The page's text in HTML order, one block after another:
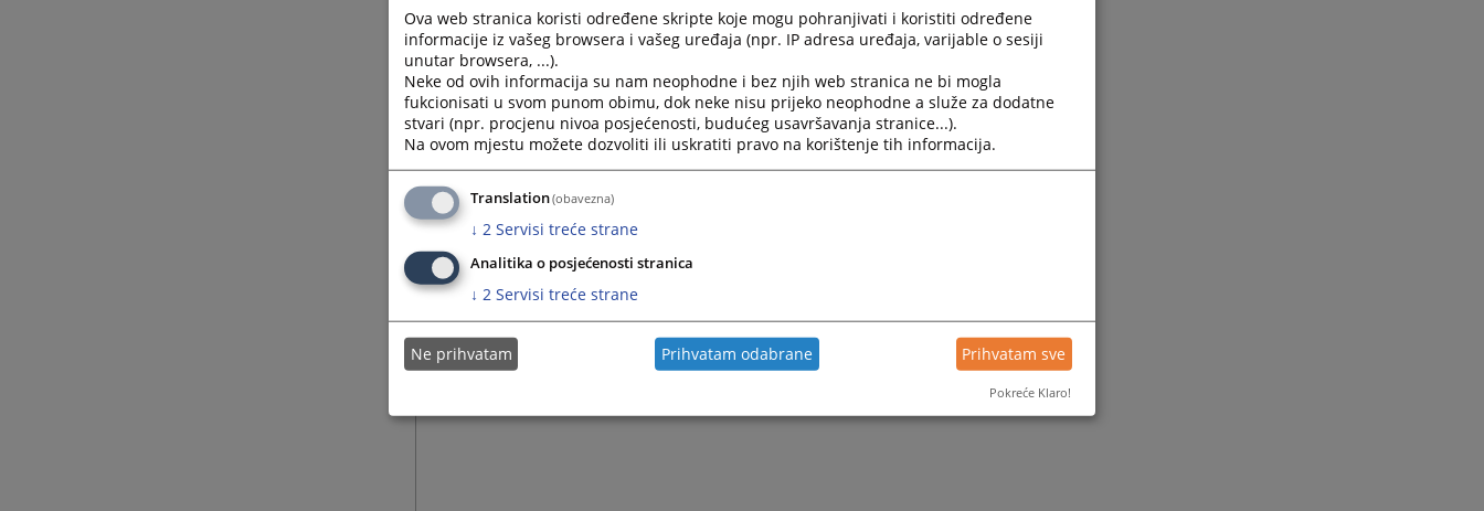
Ova web stranica koristi određene skripte koje mogu pohranjivati i koristiti određene
informacije iz vašeg browsera i vašeg uređaja (npr. IP adresa uređaja, varijable o sesiji
unutar browsera, ...).
Neke od ovih informacija su nam neophodne i bez njih web stranica ne bi mogla
fukcionisati u svom punom obimu, dok neke nisu prijeko neophodne a služe za dodatne
stvari (npr. procjenu nivoa posjećenosti, budućeg usavršavanja stranice...).
Na ovom mjestu možete dozvoliti ili uskratiti pravo na korištenje tih informacija.
Translation(obavezna)
↓ 2 Servisi treće strane
Analitika o posjećenosti stranica
↓ 2 Servisi treće strane
Ne prihvatam Prihvatam odabrane Prihvatam sve
Pokreće Klaro!